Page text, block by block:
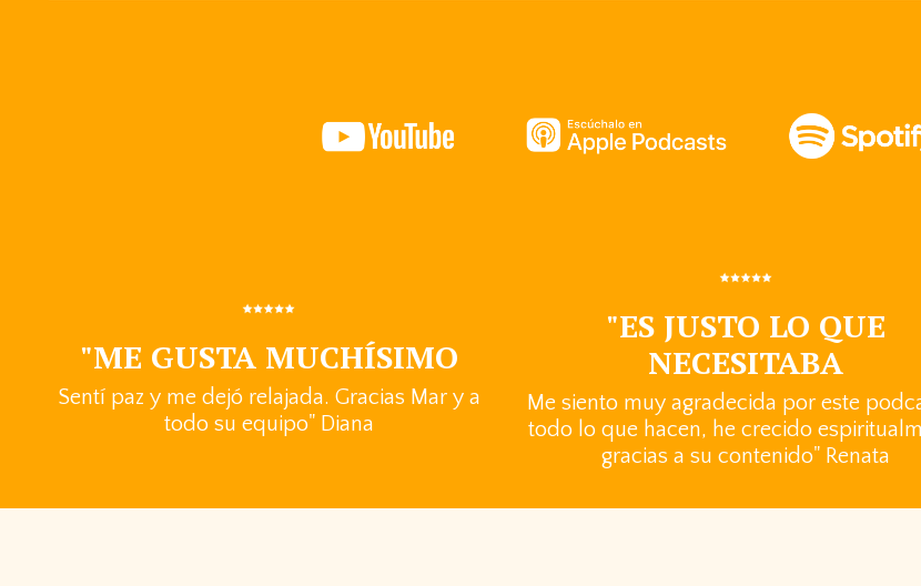
"ME GUSTA MUCHÍSIMO
Sentí paz y me dejó relajada. Gracias Mar y a
todo su equipo" Diana
"ES JUSTO LO QUE
NECESITABA
Me siento muy agradecida por este
todo lo que hacen, he crecido
gracias a su contenido" Renata